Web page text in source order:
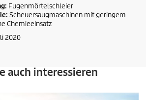
Fugenmörtelschleier
Scheuersaugmaschinen mit geringem
Chemieeinsatz
2020
auch interessieren